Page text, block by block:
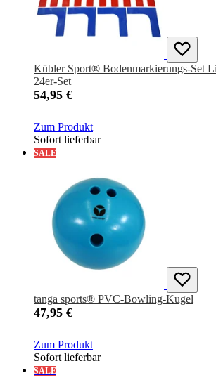
Kübler Sport® Bodenmarkierungs-Set
24er-Set
54,95 €
Zum Produkt
Sofort lieferbar
SALE
tanga sports® PVC-Bowling-Kugel
47,95 €
Zum Produkt
Sofort lieferbar
SALE